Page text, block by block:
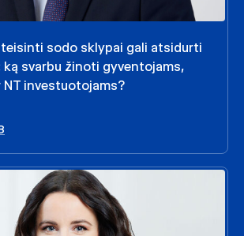
sodo sklypai gali atsidurti
ką svarbu žinoti gyventojams,
NT investuotojams?